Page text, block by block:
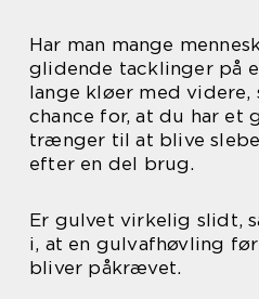
Har man mange
glidende tacklinger på
lange kløer med videre,
chance for, at du har et
trænger til at blive
efter en del brug.
Er gulvet virkelig slidt,
i, at en gulvafhøvling
bliver påkrævet.